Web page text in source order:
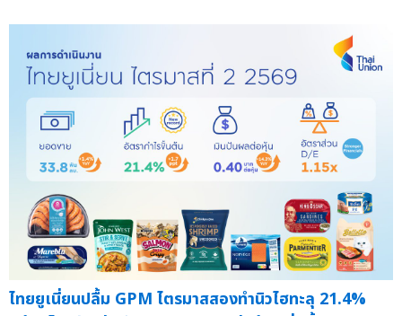
ไทยยูเนี่ยนปลื้ม GPM ไตรมาสสองทำนิวไฮทะลุ 21.4%